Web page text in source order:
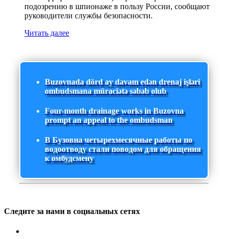
подозрению в шпионаже в пользу России, сообщают
руководители службы безопасности.
Читать далее
Buzovnada dörd ay davam edən drenaj işləri
ombudsmana müraciətə səbəb olub
Four-month drainage works in Buzovna
prompt an appeal to the ombudsman
В Бузовна четырехмесячные работы по
водоотводу стали поводом для обращения
к омбудсмену
Следите за нами в социальных сетях